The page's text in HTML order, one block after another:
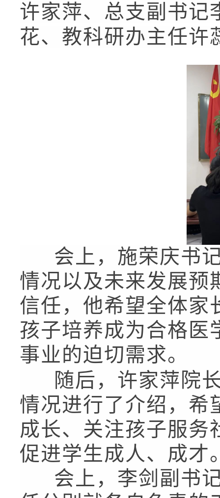
许家萍、总支副书记
花、教科研办主任许
会上，施荣庆书
情况以及未来发展预
信任，他希望全体家
孩子培养成为合格医
事业的迫切需求。
随后，许家萍院
情况进行了介绍，希
成长、关注孩子服务
促进学生成人、成才
会上，李剑副书